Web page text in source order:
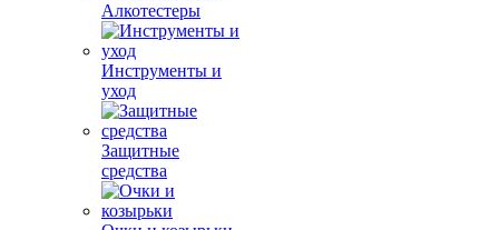
Алкотестеры
Инструменты и
уход
Защитные
средства